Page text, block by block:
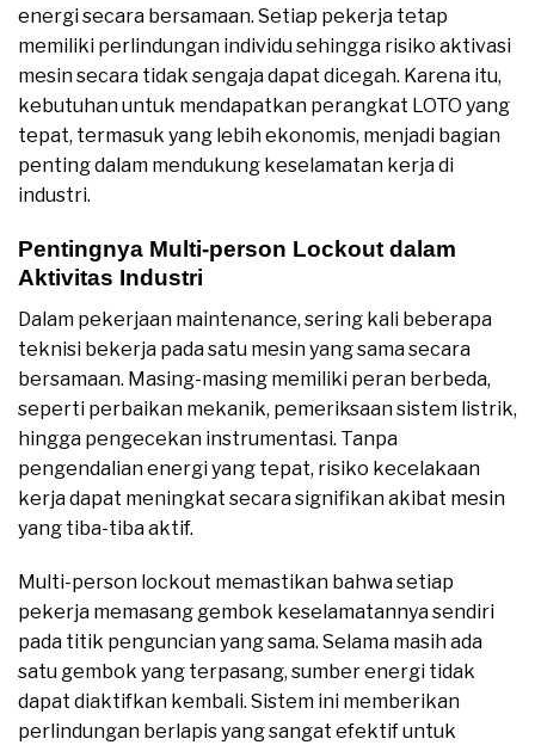
energi secara bersamaan. Setiap pekerja tetap
memiliki perlindungan individu sehingga risiko aktivasi
mesin secara tidak sengaja dapat dicegah. Karena itu,
kebutuhan untuk mendapatkan perangkat LOTO yang
tepat, termasuk yang lebih ekonomis, menjadi bagian
penting dalam mendukung keselamatan kerja di
industri.
Pentingnya Multi-person Lockout dalam
Aktivitas Industri
Dalam pekerjaan maintenance, sering kali beberapa
teknisi bekerja pada satu mesin yang sama secara
bersamaan. Masing-masing memiliki peran berbeda,
seperti perbaikan mekanik, pemeriksaan sistem listrik,
hingga pengecekan instrumentasi. Tanpa
pengendalian energi yang tepat, risiko kecelakaan
kerja dapat meningkat secara signifikan akibat mesin
yang tiba-tiba aktif.
Multi-person lockout memastikan bahwa setiap
pekerja memasang gembok keselamatannya sendiri
pada titik penguncian yang sama. Selama masih ada
satu gembok yang terpasang, sumber energi tidak
dapat diaktifkan kembali. Sistem ini memberikan
perlindungan berlapis yang sangat efektif untuk